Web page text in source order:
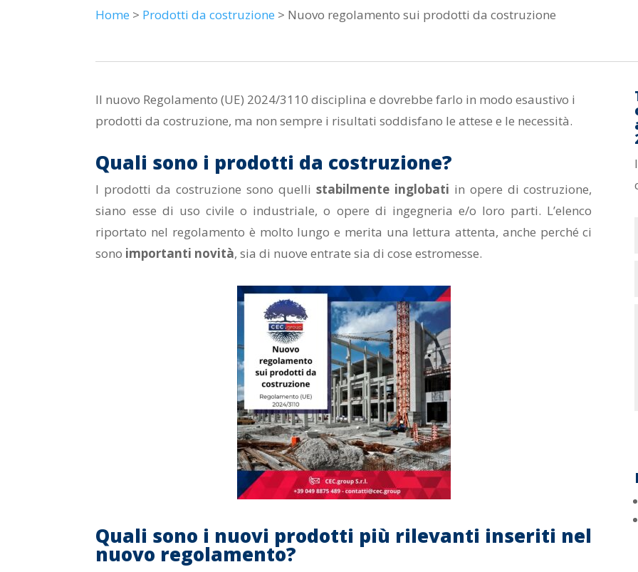
Home > Prodotti da costruzione > Nuovo regolamento sui prodotti da costruzione
Il nuovo Regolamento (UE) 2024/3110 disciplina e dovrebbe farlo in modo esaustivo i
prodotti da costruzione, ma non sempre i risultati soddisfano le attese e le necessità.
Quali sono i prodotti da costruzione?
I prodotti da costruzione sono quelli stabilmente inglobati in opere di costruzione,
siano esse di uso civile o industriale, o opere di ingegneria e/o loro parti. L’elenco
riportato nel regolamento è molto lungo e merita una lettura attenta, anche perché ci
sono importanti novità, sia di nuove entrate sia di cose estromesse.
Quali sono i nuovi prodotti più rilevanti inseriti nel
nuovo regolamento?